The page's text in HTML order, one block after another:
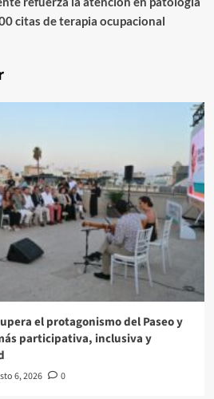
citas de terapia ocupacional
el protagonismo del Paseo y
participativa, inclusiva y
6, 2026 0